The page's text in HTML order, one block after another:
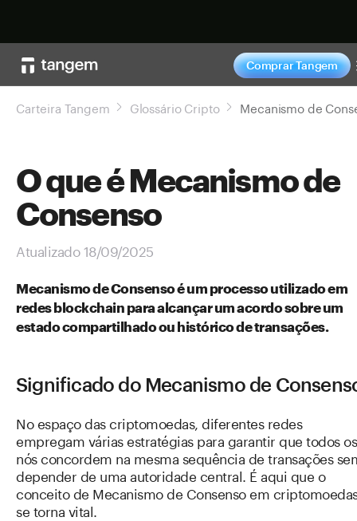
Comprar Tangem
Carteira Tangem Glossário Cripto
O que é Mecanismo de
Consenso
Atualizado 18/09/2025
Mecanismo de Consenso é um processo utilizado em
redes blockchain para alcançar um acordo sobre um
estado compartilhado ou histórico de transações.
Significado do Mecanismo de
No espaço das criptomoedas, diferentes redes
empregam várias estratégias para garantir que todos os
nós concordem na mesma sequência de transações
depender de uma autoridade central. É aqui que o
conceito de Mecanismo de Consenso em
se torna vital.